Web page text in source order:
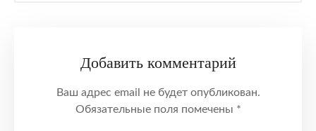
Добавить комментарий
Ваш адрес email не будет опубликован.
Обязательные поля помечены *